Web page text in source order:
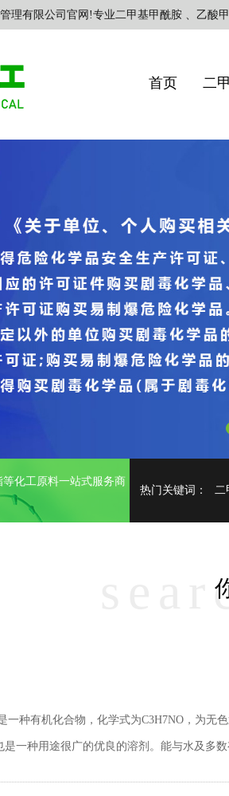
理有限公司官网!专业二甲基甲酰胺 、乙酸
首页 二
化工原料一站式服务商
热门关键词： 二
种有机化合物，化学式为C3H7NO，为无
一种用途很广的优良的溶剂。能与水及多数